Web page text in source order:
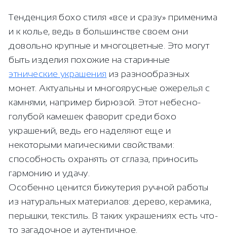
Тенденция бохо стиля «все и сразу» применима
и к колье, ведь в большинстве своем они
довольно крупные и многоцветные. Это могут
быть изделия похожие на старинные
этнические украшения из разнообразных
монет. Актуальны и многоярусные ожерелья с
камнями, например бирюзой. Этот небесно-
голубой камешек фаворит среди бохо
украшений, ведь его наделяют еще и
некоторыми магическими свойствами:
способность охранять от сглаза, приносить
гармонию и удачу.
Особенно ценится бижутерия ручной работы
из натуральных материалов: дерево, керамика,
перышки, текстиль. В таких украшениях есть что-
то загадочное и аутентичное.